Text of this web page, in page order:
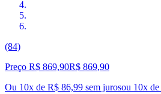
(84)
Preço R$ 869,90R$ 869,90
Ou 10x de R$ 86,99 sem jurosou 10x de